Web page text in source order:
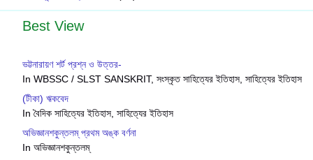
Best View
ভট্টনারায়ণ শর্ট প্রশ্ন ও উত্তর-
In WBSSC / SLST SANSKRIT, সংস্কৃত সাহিত্যের ইতিহাস, সাহিত্যের ইতিহাস
(টীকা) ঋকবেদ
In বৈদিক সাহিত্যের ইতিহাস, সাহিত্যের ইতিহাস
অভিজ্ঞানশকুন্তলম্ প্রথম অঙ্ক বর্ণনা
In অভিজ্ঞানশকুন্তলম্